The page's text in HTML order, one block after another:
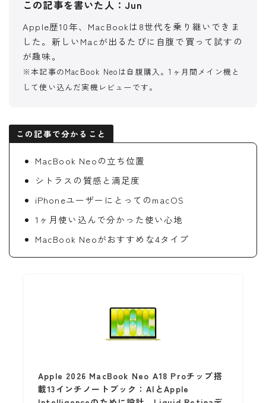
この記事を書いた人：Jun
Apple歴10年、MacBookは8世代を乗り継いできま
した。新しいMacが出るたびに自腹で買って試すの
が趣味。
※本記事のMacBook Neoは自腹購入。1ヶ月間メイン機と
して使い込んだ実機レビューです。
この記事で分かること
MacBook Neoの立ち位置
シトラスの質感と満足度
iPhoneユーザーにとってのmacOS
1ヶ月使い込んで分かった使い心地
MacBook Neoがおすすめな4タイプ
Apple 2026 MacBook Neo A18 Proチップ搭
載13インチノートブック：AIとApple